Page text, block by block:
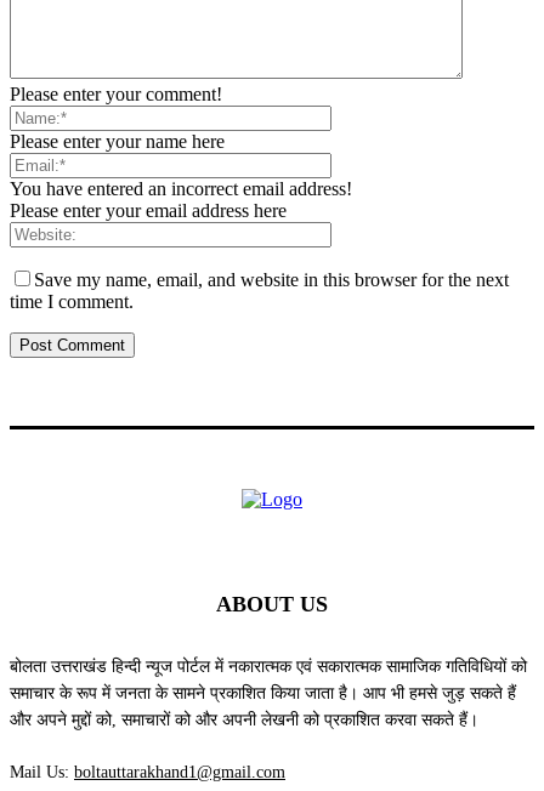
Please enter your comment!
Please enter your name here
You have entered an incorrect email address!
Please enter your email address here
Save my name, email, and website in this browser for the next
time I comment.
ABOUT US
बोलता उत्तराखंड हिन्दी न्यूज पोर्टल में नकारात्मक एवं सकारात्मक सामाजिक गतिविधियों को
समाचार के रूप में जनता के सामने प्रकाशित किया जाता है। आप भी हमसे जुड़ सकते हैं
और अपने मुद्दों को, समाचारों को और अपनी लेखनी को प्रकाशित करवा सकते हैं।
Mail Us: boltauttarakhand1@gmail.com